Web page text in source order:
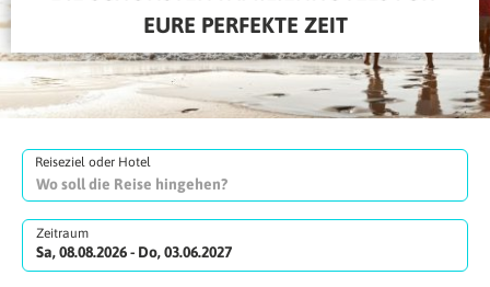
EURE PERFEKTE ZEIT
Reiseziel oder Hotel
Zeitraum
Sa, 08.08.2026 - Do, 03.06.2027